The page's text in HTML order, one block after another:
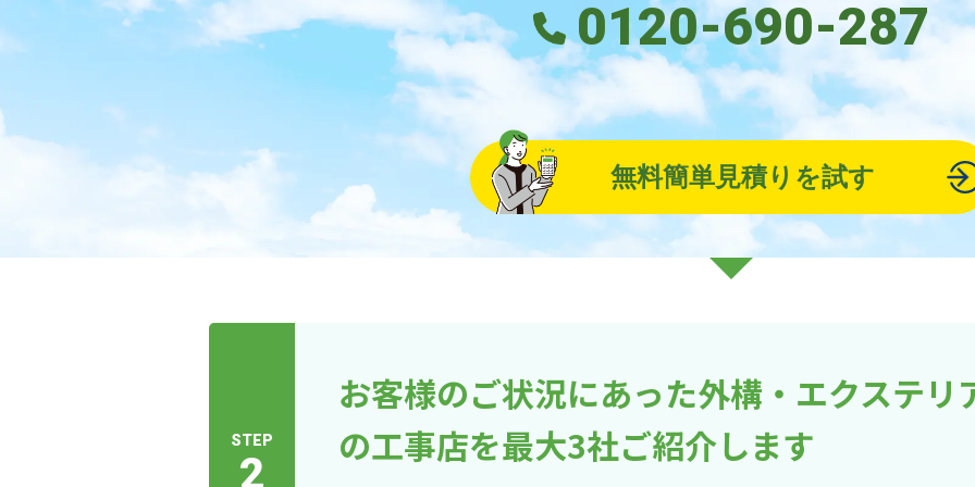
0120-690-287
無料簡単見積りを試す
STEP
2
お客様のご状況にあった外構・エクステリ
の工事店を最大3社ご紹介します